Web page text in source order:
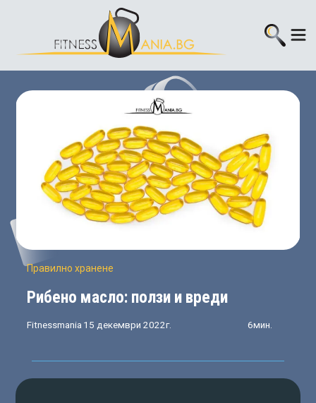
Правилно хранене
Рибено масло: ползи и вреди
Fitnessmania 15 декември 2022г. 6мин.